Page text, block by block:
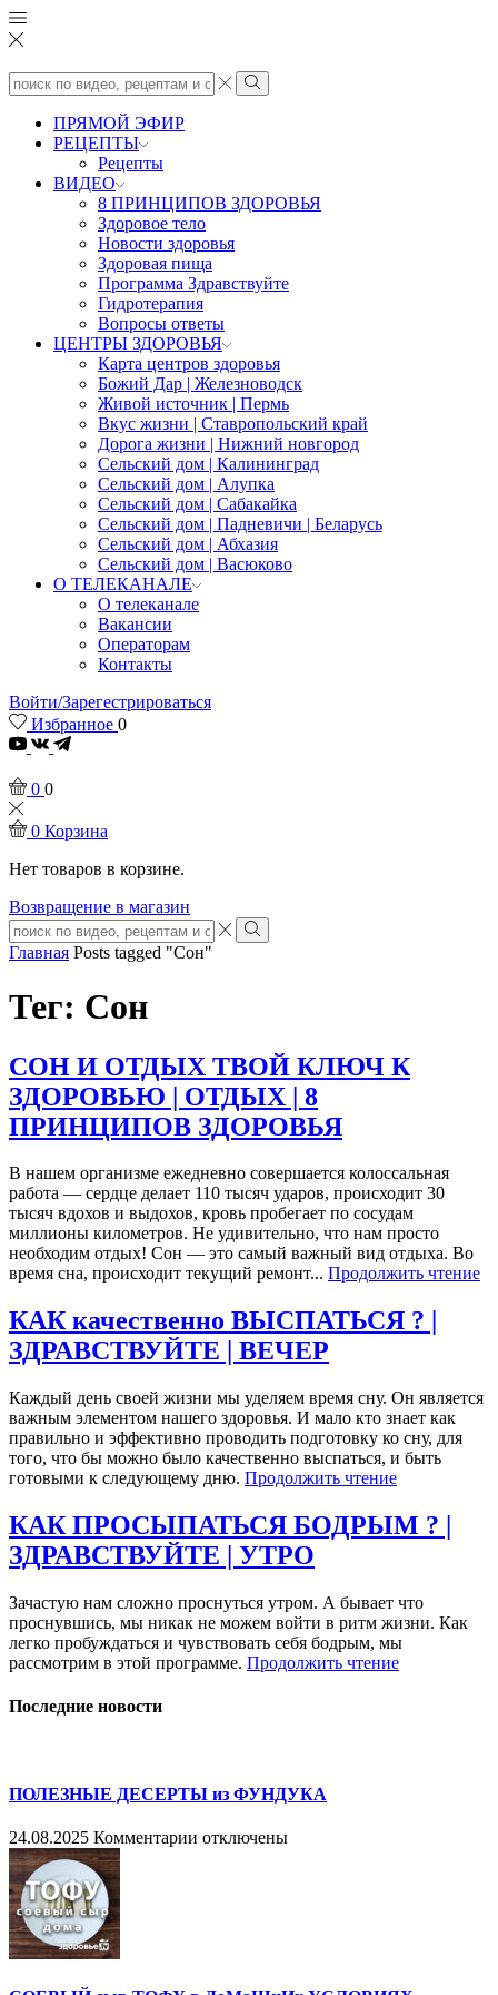
Search
input
Search
ПРЯМОЙ ЭФИР
РЕЦЕПТЫ
Рецепты
ВИДЕО
8 ПРИНЦИПОВ ЗДОРОВЬЯ
Здоровое тело
Новости здоровья
Здоровая пища
Программа Здравствуйте
Гидротерапия
Вопросы ответы
ЦЕНТРЫ ЗДОРОВЬЯ
Карта центров здоровья
Божий Дар | Железноводск
Живой источник | Пермь
Вкус жизни | Ставропольский край
Дорога жизни | Нижний новгород
Сельский дом | Калининград
Сельский дом | Алупка
Сельский дом | Сабакайка
Сельский дом | Падневичи | Беларусь
Сельский дом | Абхазия
Сельский дом | Васюково
О ТЕЛЕКАНАЛЕ
О телеканале
Вакансии
Операторам
Контакты
Войти/Зарегестрироваться
Избранное 0
Youtube
0 0
0 Корзина
Нет товаров в корзине.
Возвращение в магазин
Search
input
Search
Главная Posts tagged "Сон"
Тег: Сон
СОН И ОТДЫХ ТВОЙ КЛЮЧ К
ЗДОРОВЬЮ | ОТДЫХ | 8
ПРИНЦИПОВ ЗДОРОВЬЯ
В нашем организме ежедневно совершается колоссальная
работа — сердце делает 110 тысяч ударов, происходит 30
тысяч вдохов и выдохов, кровь пробегает по сосудам
миллионы километров. Не удивительно, что нам просто
необходим отдых! Сон — это самый важный вид отдыха. Во
время сна, происходит текущий ремонт... Продолжить чтение
КАК качественно ВЫСПАТЬСЯ ? |
ЗДРАВСТВУЙТЕ | ВЕЧЕР
Каждый день своей жизни мы уделяем время сну. Он является
важным элементом нашего здоровья. И мало кто знает как
правильно и эффективно проводить подготовку ко сну, для
того, что бы можно было качественно выспаться, и быть
готовыми к следующему дню. Продолжить чтение
КАК ПРОСЫПАТЬСЯ БОДРЫМ ? |
ЗДРАВСТВУЙТЕ | УТРО
Зачастую нам сложно проснуться утром. А бывает что
проснувшись, мы никак не можем войти в ритм жизни. Как
легко пробуждаться и чувствовать себя бодрым, мы
рассмотрим в этой программе. Продолжить чтение
Последние новости
ПОЛЕЗНЫЕ ДЕСЕРТЫ из ФУНДУКА
24.08.2025 Комментарии котключены